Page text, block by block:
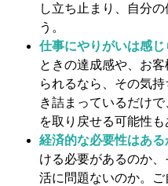
し立ち止まり、自分
う。
仕事にやりがいは感じ
ときの達成感や、お
られるなら、その気
き詰まっているだけ
を取り戻せる可能性も
経済的な必要性はある
ける必要があるのか
活に問題ないのか。ご